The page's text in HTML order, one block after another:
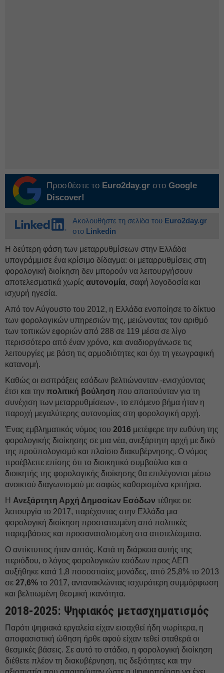
Προσθέστε το Euro2day.gr στο Google
Discover!
Ακολουθήστε τη σελίδα του Euro2day.gr
στο Linkedin
Η δεύτερη φάση των μεταρρυθμίσεων στην Ελλάδα
υπογράμμισε ένα κρίσιμο δίδαγμα: οι μεταρρυθμίσεις στη
φορολογική διοίκηση δεν μπορούν να λειτουργήσουν
αποτελεσματικά χωρίς αυτονομία, σαφή λογοδοσία και
ισχυρή ηγεσία.
Από τον Αύγουστο του 2012, η Ελλάδα ενοποίησε το δίκτυο
των φορολογικών υπηρεσιών της, μειώνοντας τον αριθμό
των τοπικών εφοριών από 288 σε 119 μέσα σε λίγο
περισσότερο από έναν χρόνο, και αναδιοργάνωσε τις
λειτουργίες με βάση τις αρμοδιότητες και όχι τη γεωγραφική
κατανομή.
Καθώς οι εισπράξεις εσόδων βελτιώνονταν -ενισχύοντας
έτσι και την πολιτική βούληση που απαιτούνταν για τη
συνέχιση των μεταρρυθμίσεων-, το επόμενο βήμα ήταν η
παροχή μεγαλύτερης αυτονομίας στη φορολογική αρχή.
Ένας εμβληματικός νόμος του 2016 μετέφερε την ευθύνη της
φορολογικής διοίκησης σε μια νέα, ανεξάρτητη αρχή με δικό
της προϋπολογισμό και πλαίσιο διακυβέρνησης. Ο νόμος
προέβλεπε επίσης ότι το διοικητικό συμβούλιο και ο
διοικητής της φορολογικής διοίκησης θα επιλέγονται μέσω
ανοικτού διαγωνισμού με σαφώς καθορισμένα κριτήρια.
Η Ανεξάρτητη Αρχή Δημοσίων Εσόδων τέθηκε σε
λειτουργία το 2017, παρέχοντας στην Ελλάδα μια
φορολογική διοίκηση προστατευμένη από πολιτικές
παρεμβάσεις και προσανατολισμένη στα αποτελέσματα.
Ο αντίκτυπος ήταν απτός. Κατά τη διάρκεια αυτής της
περιόδου, ο λόγος φορολογικών εσόδων προς ΑΕΠ
αυξήθηκε κατά 1,8 ποσοστιαίες μονάδες, από 25,8% το 2013
σε 27,6% το 2017, αντανακλώντας ισχυρότερη συμμόρφωση
και βελτιωμένη θεσμική ικανότητα.
2018-2025: Ψηφιακός μετασχηματισμός
Παρότι ψηφιακά εργαλεία είχαν εισαχθεί ήδη νωρίτερα, η
αποφασιστική ώθηση ήρθε αφού είχαν τεθεί σταθερά οι
θεσμικές βάσεις. Σε αυτό το στάδιο, η φορολογική διοίκηση
διέθετε πλέον τη διακυβέρνηση, τις δεξιότητες και την